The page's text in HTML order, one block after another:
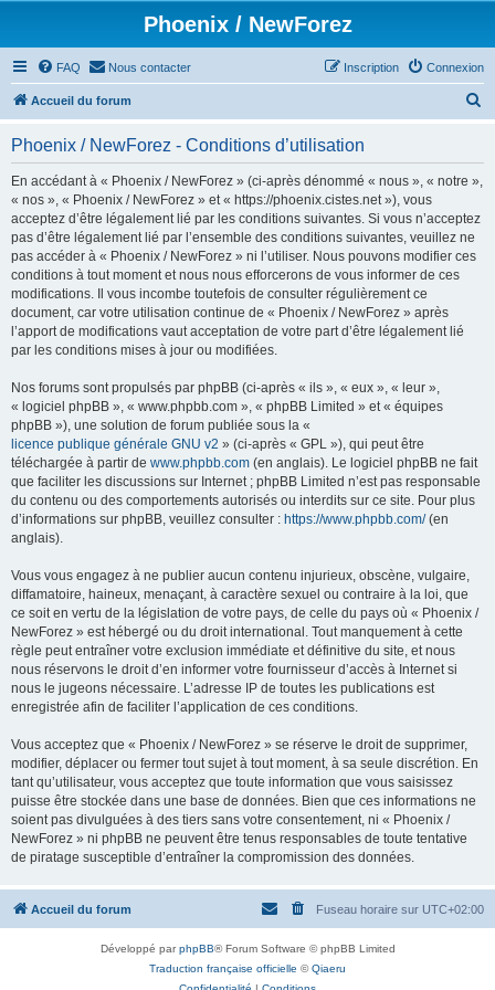
Phoenix / NewForez
FAQ Nous contacter Connexion
Inscription
Accueil du forum
Phoenix / NewForez - Conditions d’utilisation
En accédant à « Phoenix / NewForez » (ci-après dénommé « nous », « notre »,
« nos », « Phoenix / NewForez » et « https://phoenix.cistes.net »), vous
acceptez d’être légalement lié par les conditions suivantes. Si vous n’acceptez
pas d’être légalement lié par l’ensemble des conditions suivantes, veuillez ne
pas accéder à « Phoenix / NewForez » ni l’utiliser. Nous pouvons modifier ces
conditions à tout moment et nous nous efforcerons de vous informer de ces
modifications. Il vous incombe toutefois de consulter régulièrement ce
document, car votre utilisation continue de « Phoenix / NewForez » après
l’apport de modifications vaut acceptation de votre part d’être légalement lié
par les conditions mises à jour ou modifiées.
Nos forums sont propulsés par phpBB (ci-après « ils », « eux », « leur »,
« logiciel phpBB », « www.phpbb.com », « phpBB Limited » et « équipes
phpBB »), une solution de forum publiée sous la «
licence publique générale GNU v2 » (ci-après « GPL »), qui peut être
téléchargée à partir de www.phpbb.com (en anglais). Le logiciel phpBB ne fait
que faciliter les discussions sur Internet ; phpBB Limited n’est pas responsable
du contenu ou des comportements autorisés ou interdits sur ce site. Pour plus
d’informations sur phpBB, veuillez consulter : https://www.phpbb.com/(en
anglais).
Vous vous engagez à ne publier aucun contenu injurieux, obscène, vulgaire,
diffamatoire, haineux, menaçant, à caractère sexuel ou contraire à la loi, que
ce soit en vertu de la législation de votre pays, de celle du pays où « Phoenix /
NewForez » est hébergé ou du droit international. Tout manquement à cette
règle peut entraîner votre exclusion immédiate et définitive du site, et nous
nous réservons le droit d’en informer votre fournisseur d’accès à Internet si
nous le jugeons nécessaire. L’adresse IP de toutes les publications est
enregistrée afin de faciliter l’application de ces conditions.
Vous acceptez que « Phoenix / NewForez » se réserve le droit de supprimer,
modifier, déplacer ou fermer tout sujet à tout moment, à sa seule discrétion. En
tant qu’utilisateur, vous acceptez que toute information que vous saisissez
puisse être stockée dans une base de données. Bien que ces informations ne
soient pas divulguées à des tiers sans votre consentement, ni « Phoenix /
NewForez » ni phpBB ne peuvent être tenus responsables de toute tentative
de piratage susceptible d’entraîner la compromission des données.
Accueil du forum Fuseau horaire sur UTC+02:00
Développé parphpBB® Forum Software © phpBB Limited
Traduction française officielle ©Qiaeru